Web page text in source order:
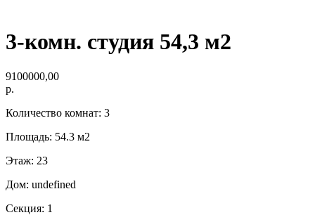
3-комн. студия 54,3 м2
9100000,00
р.
Количество комнат: 3
Площадь: 54.3 м2
Этаж: 23
Дом: undefined
Секция: 1